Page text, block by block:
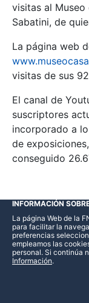
visitas al
Sabatini, de
La página web
visitas de sus
El canal de
suscriptores
incorporado a
de
conseguido
Beste
Segoviako
INFORMACIÓN
La página Web de la
para facilitar la
preferencias
empleamos las
personal. Si continúa
Información.